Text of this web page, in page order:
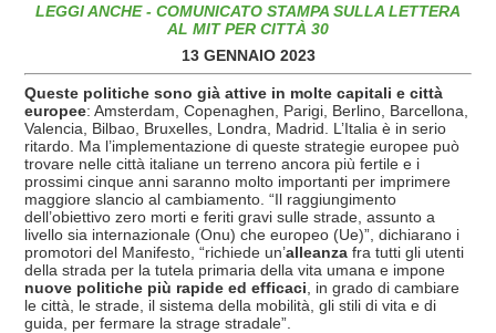
LEGGI ANCHE - COMUNICATO STAMPA SULLA LETTERA
AL MIT PER CITTÀ 30
13 GENNAIO 2023
Queste politiche sono già attive in molte capitali e città
europee: Amsterdam, Copenaghen, Parigi, Berlino, Barcellona,
Valencia, Bilbao, Bruxelles, Londra, Madrid. L’Italia è in serio
ritardo. Ma l’implementazione di queste strategie europee può
trovare nelle città italiane un terreno ancora più fertile e i
prossimi cinque anni saranno molto importanti per imprimere
maggiore slancio al cambiamento. “Il raggiungimento
dell’obiettivo zero morti e feriti gravi sulle strade, assunto a
livello sia internazionale (Onu) che europeo (Ue)”, dichiarano i
promotori del Manifesto, “richiede un’alleanza fra tutti gli utenti
della strada per la tutela primaria della vita umana e impone
nuove politiche più rapide ed efficaci , in grado di cambiare
le città, le strade, il sistema della mobilità, gli stili di vita e di
guida, per fermare la strage stradale”.